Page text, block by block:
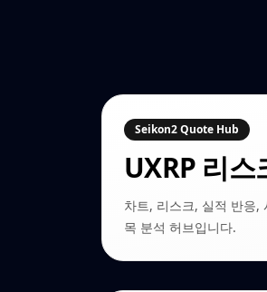
Seikon2 Quote Hub
UXRP 리스
차트, 리스크, 실적 반응
목 분석 허브입니다.